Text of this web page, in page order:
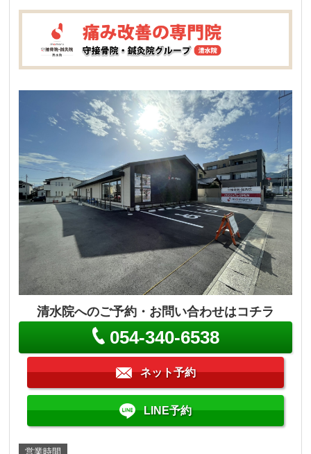
清水院へのご予約・お問い合わせはコチラ
054-340-6538
ネット予約
LINE予約
営業時間